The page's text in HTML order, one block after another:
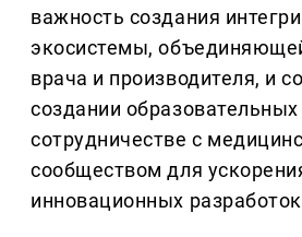
важность создания
экосистемы,
врача и производителя, и
создании
сотрудничестве с
сообществом для
инновационных